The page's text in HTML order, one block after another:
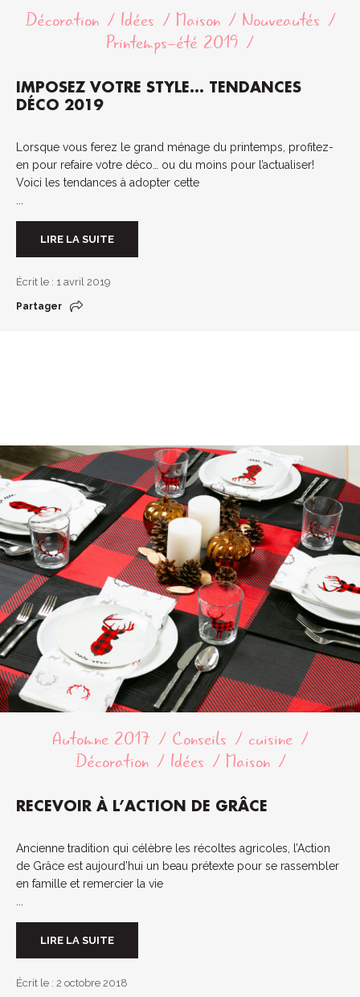
Décoration Idées Maison
Nouveautés
Printemps-été 2019
IMPOSEZ VOTRE STYLE… TENDANCES
DÉCO 2019
Lorsque vous ferez le grand ménage du printemps, profitez-
en pour refaire votre déco… ou du moins pour l’actualiser!
Voici les tendances à adopter cette
LIRE LA SUITE
Écrit le : 1 avril 2019
Partager
Automne 2017 Conseils
cuisine
Décoration
Idées Maison
RECEVOIR À L’ACTION DE GRÂCE
Ancienne tradition qui célèbre les récoltes agricoles, l’Action
de Grâce est aujourd’hui un beau prétexte pour se rassembler
en famille et remercier la vie
LIRE LA SUITE
Écrit le : 2 octobre 2018